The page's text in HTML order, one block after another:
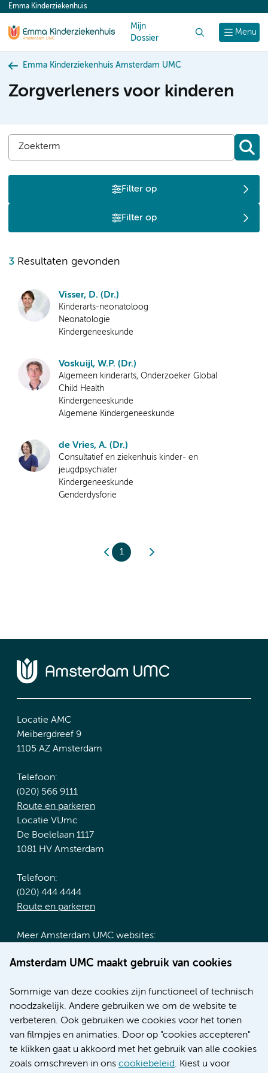
content
Amsterdam UMC maakt gebruik van cookies
Sommige van deze cookies zijn functioneel of technisch
noodzakelijk. Andere gebruiken we om de website te
verbeteren. Ook gebruiken we cookies voor het tonen
van filmpjes en animaties. Door op "cookies accepteren"
te klikken gaat u akkoord met het gebruik van alle cookies
zoals omschreven in ons cookiebeleid. Kiest u voor
Menu
Emma Kinderziekenhuis
Mijn
Dossier
Emma Kinderziekenhuis Amsterdam UMC
Zorgverleners voor kinderen
Filter op
Filter op
3 Resultaten gevonden
Visser, D. (Dr.)
Kinderarts-neonatoloog
Neonatologie
Kindergeneeskunde
Voskuijl, W.P. (Dr.)
Algemeen kinderarts, Onderzoeker Global
Child Health
Kindergeneeskunde
Algemene Kindergeneeskunde
de Vries, A. (Dr.)
Consultatief en ziekenhuis kinder- en
jeugdpsychiater
Kindergeneeskunde
Genderdysforie
1
Locatie AMC
Meibergdreef 9
1105 AZ Amsterdam
Telefoon:
(020) 566 9111
Route en parkeren
Locatie VUmc
De Boelelaan 1117
1081 HV Amsterdam
Telefoon:
(020) 444 4444
Route en parkeren
Meer Amsterdam UMC websites:
Werken bij Amsterdam UMC
Nieuws
Research
Educatie locatie AMC
Educatie locatie VUmc